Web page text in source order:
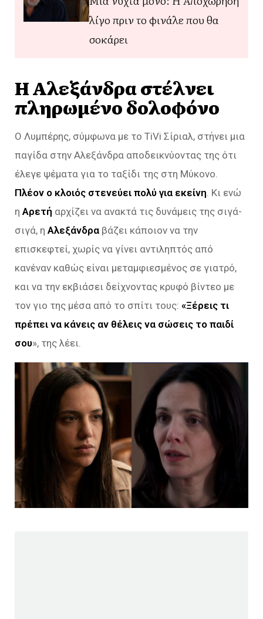
λίγο πριν το φινάλε που θα
σοκάρει
Η Αλεξάνδρα στέλνει
πληρωμένο δολοφόνο
Ο Λυμπέρης, σύμφωνα με το TiVi Σίριαλ, στήνει μια
παγίδα στην Αλεξάνδρα αποδεικνύοντας της ότι
έλεγε ψέματα για το ταξίδι της στη Μύκονο.
Πλέον ο κλοιός στενεύει πολύ για εκείνη . Κι ενώ
η Αρετή αρχίζει να ανακτά τις δυνάμεις της σιγά-
σιγά, η Αλεξάνδρα βάζει κάποιον να την
επισκεφτεί, χωρίς να γίνει αντιληπτός από
κανέναν καθώς είναι μεταμφιεσμένος σε γιατρό,
και να την εκβιάσει δείχνοντας κρυφό βίντεο με
τον γιο της μέσα από το σπίτι τους: «Ξέρεις τι
πρέπει να κάνεις αν θέλεις να σώσεις το παιδί
σου», της λέει.